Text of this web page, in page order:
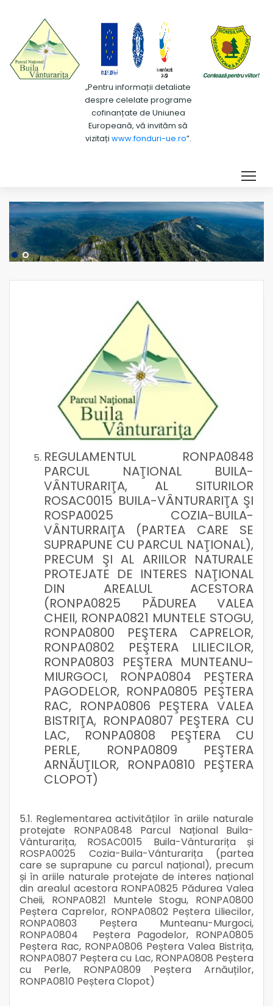
„Pentru informații detaliate
despre celelate programe
cofinanțate de Uniunea
Europeană, vă invităm să
vizitați www.fonduri-ue.ro”.
REGULAMENTUL RONPA0848
PARCUL NAŢIONAL BUILA-
VÂNTURARIŢA, AL SITURILOR
ROSAC0015 BUILA-VÂNTURARIŢA ŞI
ROSPA0025 COZIA-BUILA-
VÂNTURRAIŢA (PARTEA CARE SE
SUPRAPUNE CU PARCUL NAŢIONAL),
PRECUM ŞI AL ARIILOR NATURALE
PROTEJATE DE INTERES NAŢIONAL
DIN AREALUL ACESTORA
(RONPA0825 PĂDUREA VALEA
CHEII, RONPA0821 MUNTELE STOGU,
RONPA0800 PEŞTERA CAPRELOR,
RONPA0802 PEŞTERA LILIECILOR,
RONPA0803 PEŞTERA MUNTEANU-
MIURGOCI, RONPA0804 PEŞTERA
PAGODELOR, RONPA0805 PEŞTERA
RAC, RONPA0806 PEŞTERA VALEA
BISTRIŢA, RONPA0807 PEŞTERA CU
LAC, RONPA0808 PEŞTERA CU
PERLE, RONPA0809 PEŞTERA
ARNĂUŢILOR, RONPA0810 PEŞTERA
CLOPOT)
5.1. Reglementarea activităților în ariile naturale
protejate RONPA0848 Parcul Național Buila-
Vânturarița, ROSAC0015 Buila-Vânturarița și
ROSPA0025 Cozia-Buila-Vânturarița (partea
care se suprapune cu parcul național), precum
și în ariile naturale protejate de interes național
din arealul acestora RONPA0825 Pădurea Valea
Cheii, RONPA0821 Muntele Stogu, RONPA0800
Peștera Caprelor, RONPA0802 Peștera Liliecilor,
RONPA0803 Peștera Munteanu-Murgoci,
RONPA0804 Peștera Pagodelor, RONPA0805
Peștera Rac, RONPA0806 Peștera Valea Bistrița,
RONPA0807 Peștera cu Lac, RONPA0808 Peștera
cu Perle, RONPA0809 Peștera Arnăuților,
RONPA0810 Peștera Clopot)